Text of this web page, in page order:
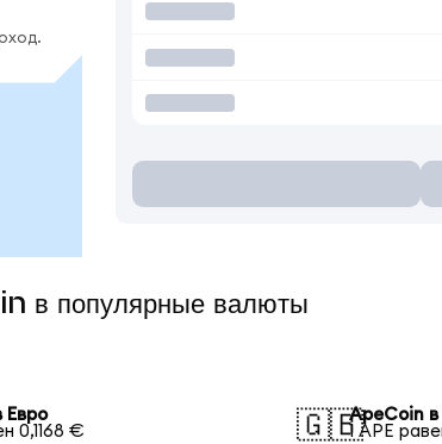
в популярные валюты
Евро
0,1168 €
🇬🇧ApeCoin в
1 APE